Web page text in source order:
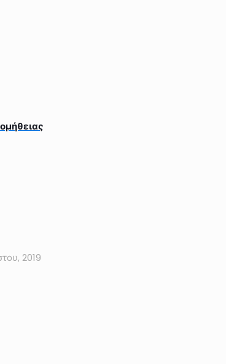
2019